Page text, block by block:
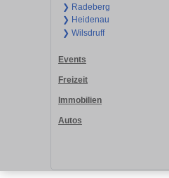
❯ Radeberg
❯ Heidenau
❯ Wilsdruff
Events
Freizeit
Immobilien
Autos